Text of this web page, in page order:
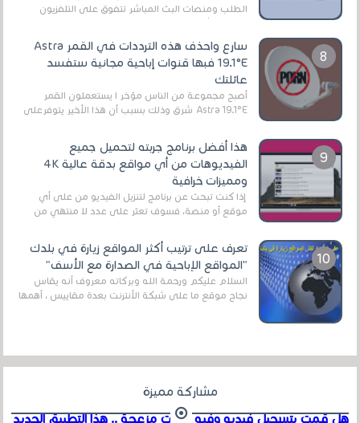
الطلب ومنصات البث المباشر تتفوق على التلفزيون
الرقمي الأرضي التقليدي، يُعدّ IPTV-org خيار...
سارع واحذف هذه الترددات في القمر Astra
19.1°E فبها قنوات إباحية مجانية ستفسد
عائلتك
أصبح مجموعة من الناس مؤخر ا يستعملون القمر
Astra 19.1°E شرق وذلك بسبب أن هذا الأخير يتوفرعلى
هذا أفضل برنامج جربته لتحميل جميع
الفيديوهات من أي مواقع بدقة عالية 4K
ومميزات خرافية
إذا كنت تبحث عن برنامج لتنزيل الفيديو من على أي
موقع أو منصة، فسوف تعثر على عدد لا منتهي من
تعرف على ترتيب أكثر المواقع زيارة في بلدك
"المواقع الإباحية في الصدارة مع الأسف"
السلام عليكم ورحمة الله وبركاته معروف أنه يقاس
نجاح موقع ما على شبكة الأنترنت بعدة مقاييس ، أهمها
مشاركة مميزة
هل قمت بتسجيل فيديو وفيه أصوت مزعجة .. هذا التطبيق الجديد